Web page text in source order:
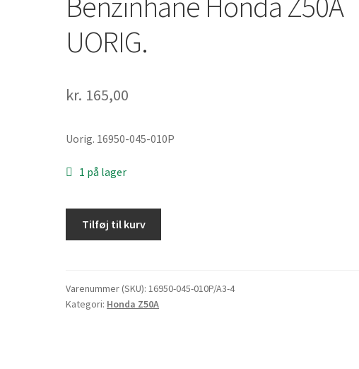
UORIG.
kr. 165,00
Uorig. 16950-045-010P
1 på lager
antal
Tilføj til kurv
Varenummer (SKU): 16950-045-010P/A3-4
Kategori: Honda Z50A